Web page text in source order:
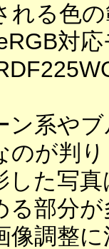
れる色
対
系やブ
のが判
した写真
る部分が
像調整に